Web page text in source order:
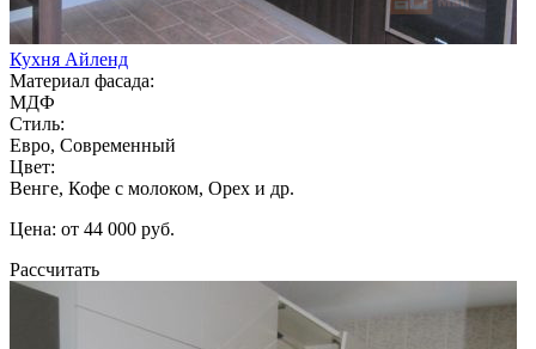
Кухня Айленд
Материал фасада:
МДФ
Стиль:
Евро, Современный
Цвет:
Венге, Кофе с молоком, Орех и др.
Цена: от 44 000 руб.
Рассчитать